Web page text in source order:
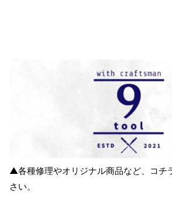
▲各種修理やオリジナル商品など、コチ
さい。